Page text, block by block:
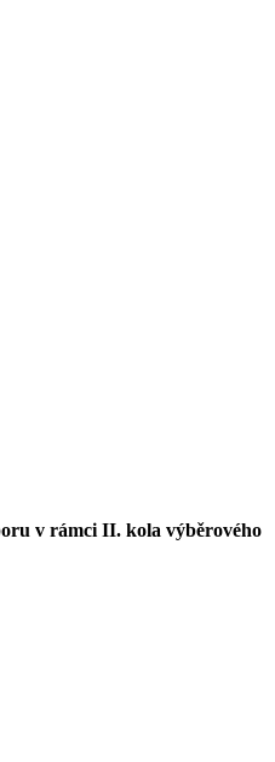
v rámci II. kola výběrového